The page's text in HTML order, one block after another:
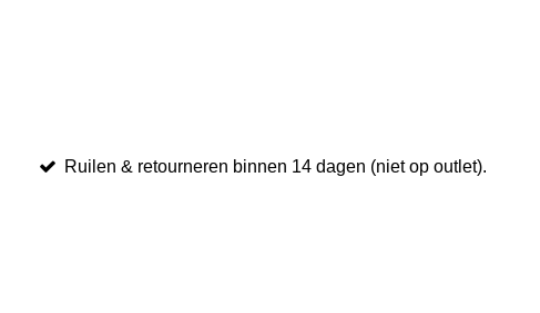
Ruilen & retourneren binnen 14 dagen (niet op outlet).